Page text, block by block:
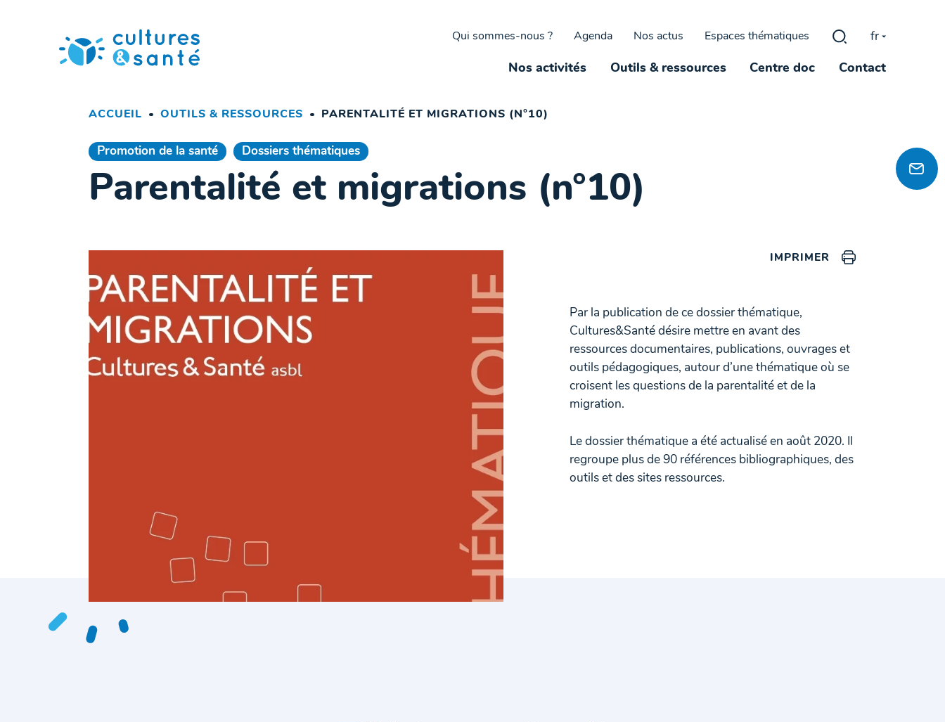
Qui sommes-nous ? Agenda Nos actus Espaces thématiques Rechercher :
fr
Nos activités Outils & ressources Centre doc Contact
ACCUEIL OUTILS & RESSOURCES PARENTALITÉ ET MIGRATIONS (N°10)
Promotion de la santé Dossiers thématiques
Parentalité et migrations (n°10)
IMPRIMER
Par la publication de ce dossier thématique,
Cultures&Santé désire mettre en avant des
ressources documentaires, publications, ouvrages et
outils pédagogiques, autour d’une thématique où se
croisent les questions de la parentalité et de la
migration.
Le dossier thématique a été actualisé en août 2020. Il
regroupe plus de 90 références bibliographiques, des
outils et des sites ressources.